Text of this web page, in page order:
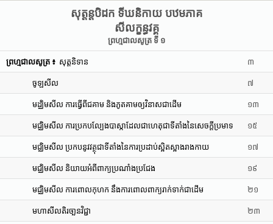
សុត្តន្តបិដក ទីឃនិកាយ បឋមភាគ
សីលក្ខន្ធវគ្គ
ព្រហ្មជាលសូត្រ ទី ១
ព្រហ្មជាលសូត្រ ៖ សុត្តនិទាន ៣
ចូឡសីល ៧
មដ្ឈិមសីល ការធ្វើពីជគាម និងភូតគាមឲ្យវិនាសជាដើម ១៣
មជ្ឈិមសីល ការប្រកបល្បែងបាស្កាដែលជាហេតុជាទីតាំងនៃសេចក្តីប្រមាទ ១៥
មជ្ឈិមសីល ប្រកបនូវវត្ថុជាទីតាំងនៃការប្រដាប់ស្អិតស្អាងរាងកាយ ១៧
មជ្ឈិមសីល និយាយអំពីពាក្យប្រណាំងប្រជែង ១៩
មជ្ឈិមសីល ការពោលកុហក នឹងការពោលពាក្យរាក់ទាក់ជាដើម ២១
មហាសីលតិរចា្ឆនវិជ្ជា ២៣